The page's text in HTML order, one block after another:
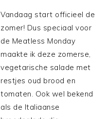
Vandaag start officieel de
zomer! Dus speciaal voor
de Meatless Monday
maakte ik deze zomerse,
vegetarische salade met
restjes oud brood en
tomaten. Ook wel bekend
als de Italiaanse